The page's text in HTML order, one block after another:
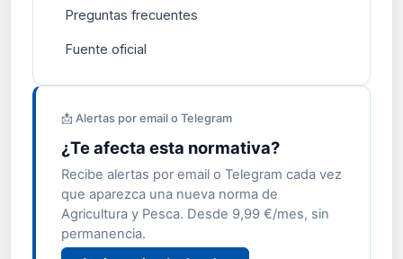
Preguntas frecuentes
Fuente oficial
📩 Alertas por email o Telegram
¿Te afecta esta normativa?
Recibe alertas por email o Telegram cada vez
que aparezca una nueva norma de
Agricultura y Pesca. Desde 9,99 €/mes, sin
permanencia.